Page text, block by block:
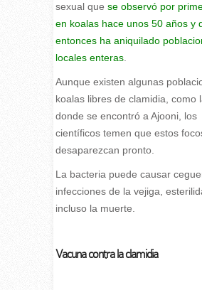
sexual que se observó por
en koalas hace unos 50 años y
entonces ha aniquilado
locales enteras.
Aunque existen algunas
koalas libres de clamidia, como
donde se encontró a Ajooni, los
científicos temen que estos
desaparezcan pronto.
La bacteria puede causar
infecciones de la vejiga,
incluso la muerte.
Vacuna contra la clamidia